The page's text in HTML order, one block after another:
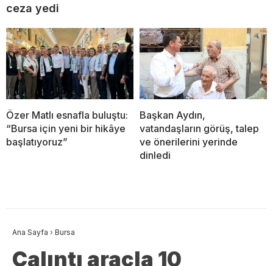
ceza yedi
Özer Matlı esnafla buluştu:
“Bursa için yeni bir hikâye
başlatıyoruz”
Başkan Aydın,
vatandaşların görüş, talep
ve önerilerini yerinde
dinledi
Ana Sayfa › Bursa
Çalıntı araçla 10